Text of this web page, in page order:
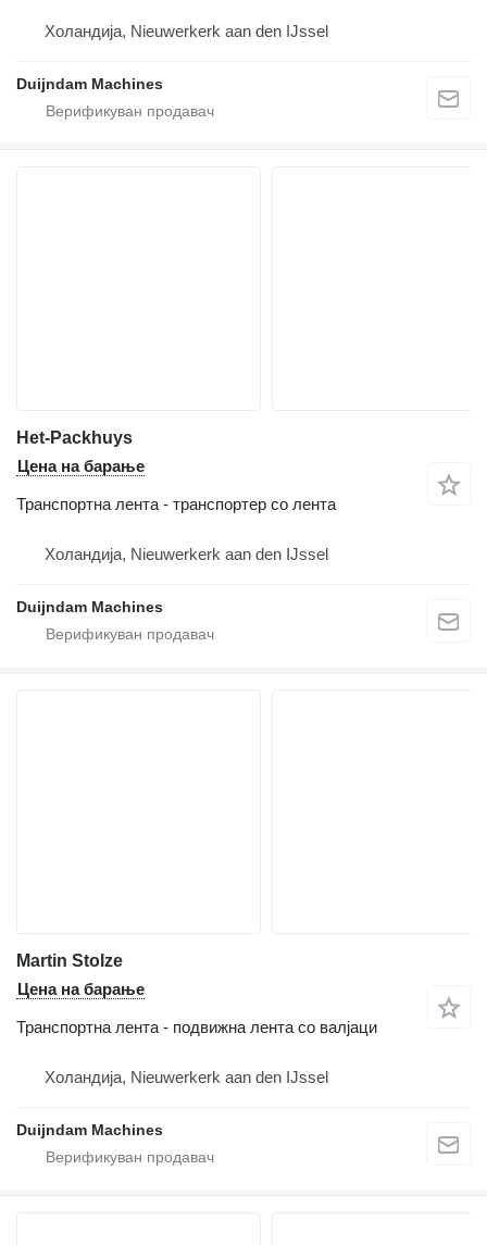
Холандија, Nieuwerkerk aan den IJssel
Duijndam Machines
Het-Packhuys
Цена на барање
Транспортна лента - транспортер со лента
Холандија, Nieuwerkerk aan den IJssel
Duijndam Machines
Martin Stolze
Цена на барање
Транспортна лента - подвижна лента со валјаци
Холандија, Nieuwerkerk aan den IJssel
Duijndam Machines